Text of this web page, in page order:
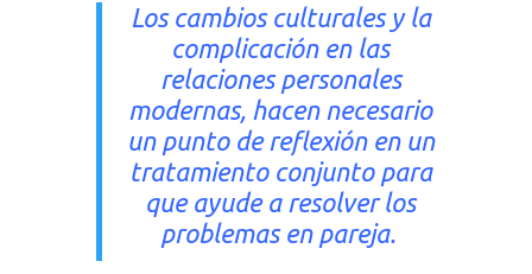
Los cambios culturales y la
complicación en las
relaciones personales
modernas, hacen necesario
un punto de reflexión en un
tratamiento conjunto para
que ayude a resolver los
problemas en pareja.